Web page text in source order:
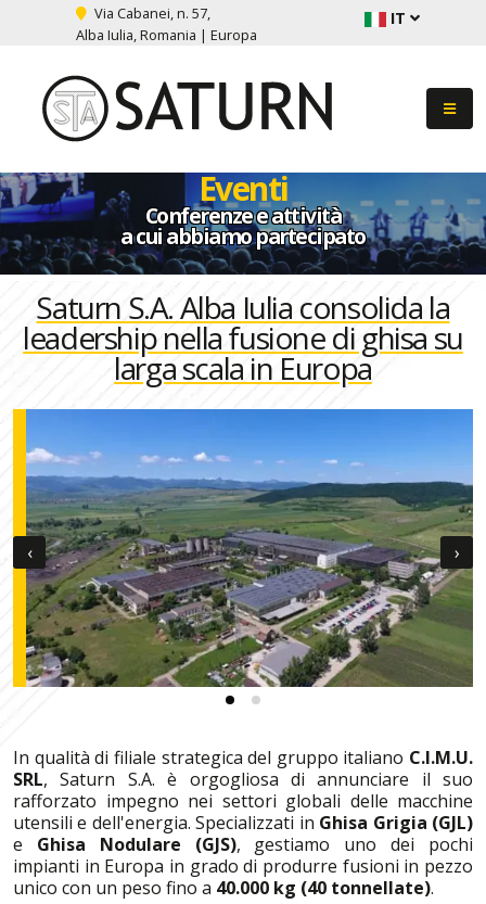
Via Cabanei, n. 57,
Alba Iulia, Romania | Europa
IT
Eventi
Conferenze e attività
a cui abbiamo partecipato
Saturn S.A. Alba Iulia consolida la
leadership nella fusione di ghisa su
larga scala in Europa
‹ ›
In qualità di filiale strategica del gruppo italiano C.I.M.U.
SRL, Saturn S.A. è orgogliosa di annunciare il suo
rafforzato impegno nei settori globali delle macchine
utensili e dell'energia. Specializzati in Ghisa Grigia (GJL)
e Ghisa Nodulare (GJS), gestiamo uno dei pochi
impianti in Europa in grado di produrre fusioni in pezzo
unico con un peso fino a 40.000 kg (40 tonnellate).